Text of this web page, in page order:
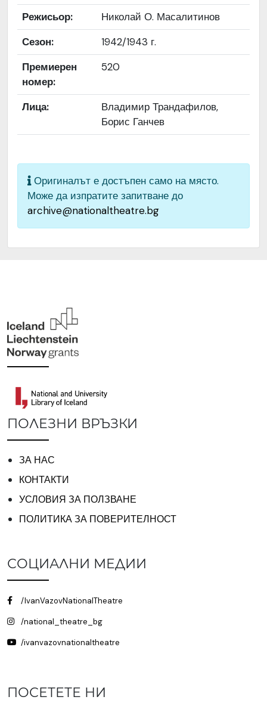
Права за
ползване
Да се цитира източник:
„Художествен архив НТ
„Иван Вазов“
Предоставяща
страна
България
Качество на
Средно
Режисьор:
Николай О. Масалитинов
Сезон:
1942/1943 г.
Премиерен
номер:
520
Лица:
Владимир Трандафилов,
Борис Ганчев
Оригиналът е достъпен само на място.
Може да изпратите запитване до
archive@nationaltheatre.bg
ПОЛЕЗНИ ВРЪЗКИ
ЗА НАС
КОНТАКТИ
УСЛОВИЯ ЗА ПОЛЗВАНЕ
ПОЛИТИКА ЗА ПОВЕРИТЕЛНОСТ
СОЦИАЛНИ МЕДИИ
/IvanVazovNationalTheatre
/national_theatre_bg
/ivanvazovnationaltheatre
ПОСЕТЕТЕ НИ